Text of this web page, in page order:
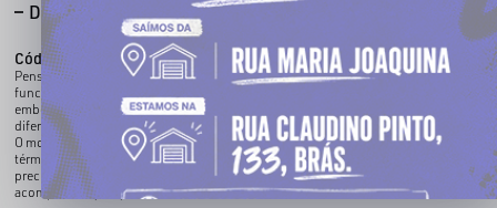
DESCRIÇÃO COMPLETA
Código identificador (SKU):
080026003
Pensada para o dia a dia de quem vive na correria, a Mochila CHRONIC entrega
funcionalidade e atitude em cada detalhe. O destaque fica para o patch
emborrachado aplicado na parte frontal, trazendo identidade forte e acabamento
diferenciado.
O modelo conta com múltiplos compartimentos para organização e um bolso
térmico na parte inferior, ideal para transportar bebidas, alimentos ou itens que
precisam manter a temperatura. Uma mochila versátil, resistente e pronta para
acompanhar qualquer missão.